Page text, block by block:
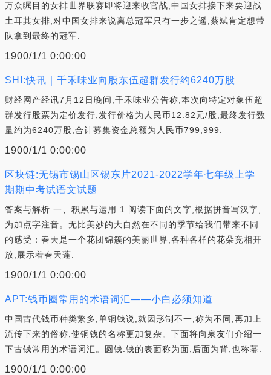
万众瞩目的女排世界联赛即将迎来收官战,中国女排接下来要迎战
土耳其女排,对中国女排来说离总冠军只有一步之遥,蔡斌肯定想带
队拿到最终的冠军.
1900/1/1 0:00:00
SHI:快讯｜千禾味业向股东伍超群发行约6240万股
财经网产经讯7月12日晚间,千禾味业公告称,本次向特定对象伍超
群发行股票为定价发行,发行价格为人民币12.82元/股,最终发行数
量约为6240万股,合计募集资金总额为人民币799,999.
1900/1/1 0:00:00
区块链:无锡市锡山区锡东片2021-2022学年七年级上学
期期中考试语文试题
答案与解析 一、积累与运用 1.阅读下面的文字,根据拼音写汉字,
为加点字注音。无比美妙的大自然在不同的季节给我们带来不同
的感受：春天是一个花团锦簇的美丽世界,各种各样的花朵竞相开
放,展示着春天蓬.
1900/1/1 0:00:00
APT:钱币圈常用的术语词汇——小白必须知道
中国古代钱币种类繁多,单铜钱说,就因形制不一,称为不同,再加上
流传下来的俗称,使铜钱的名称更加复杂。下面将向泉友们介绍一
下古钱常用的术语词汇。圆钱:钱的表面称为面,后面为背,也称幕.
1900/1/1 0:00:00